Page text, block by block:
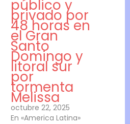
público y
privado por
48 horas en
el Gran
Santo
Domingo y
litoral sur
por
tormenta
Melissa
octubre 22, 2025
En «America Latina»